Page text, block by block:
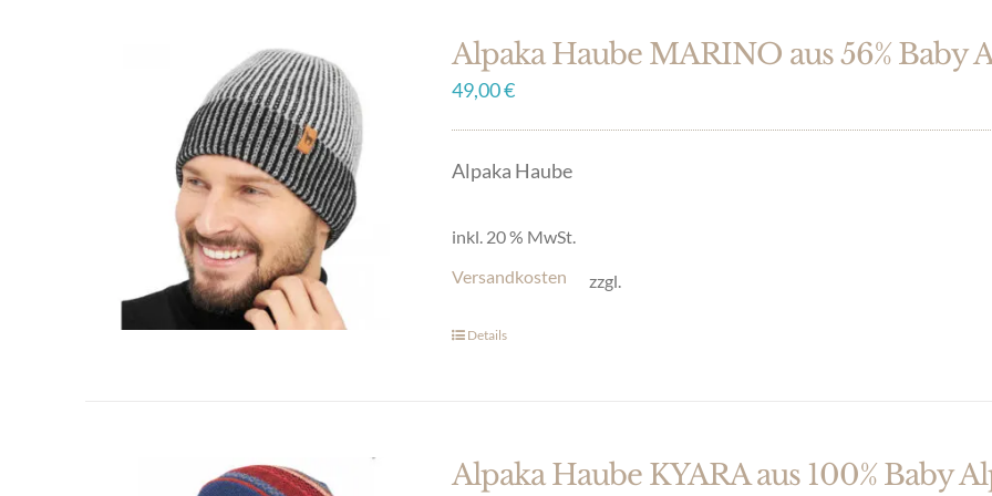
Alpaka Haube MARINO aus 56% Baby
49,00€
Alpaka Haube
inkl. 20 % MwSt.
zzgl.
Versandkosten
Details
Alpaka Haube KYARA aus 100% Baby